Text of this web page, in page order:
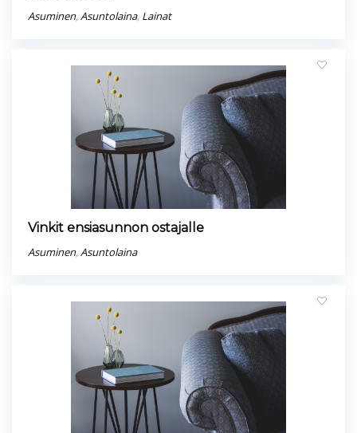
Asuminen,Asuntolaina, Lainat
Vinkit ensiasunnon ostajalle
Asuminen,Asuntolaina